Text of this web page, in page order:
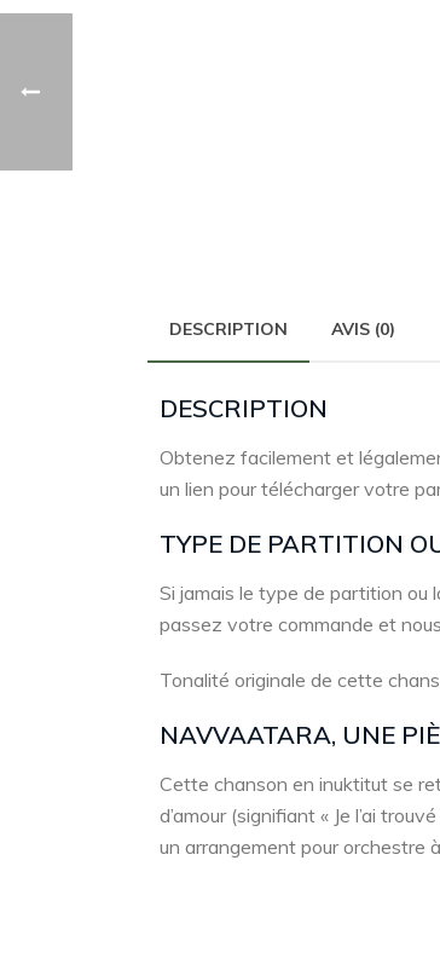
DESCRIPTION AVIS (0)
DESCRIPTION
Obtenez facilement et
un lien pour télécharger votre
TYPE DE PARTITION
Si jamais le type de partition ou
passez votre commande et
Tonalité originale de cette
NAVVAATARA, UNE
Cette chanson en inuktitut se
d’amour (signifiant « Je l’ai
un arrangement pour orchestre